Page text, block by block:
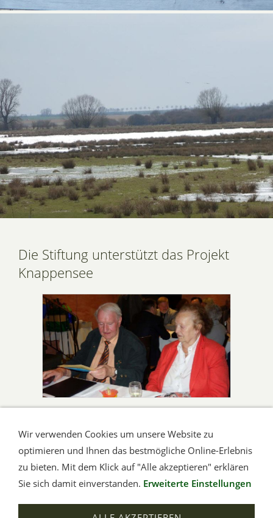
Die Stiftung unterstützt das Projekt
Knappensee
dem 'Vater' des Projekts Knappensee in der Wetterau,
zollte die Stiftung ihm ihre Anerkennung für die
geleistete Arbeit durch eine Spende. Wie nicht anders zu
erwarten, wird Erhardt Thörner diese Spende für die
Wir verwenden Cookies um unsere Website zu
optimieren und Ihnen das bestmögliche Online-Erlebnis
zu bieten. Mit dem Klick auf "Alle akzeptieren" erklären
Sie sich damit einverstanden. Erweiterte Einstellungen